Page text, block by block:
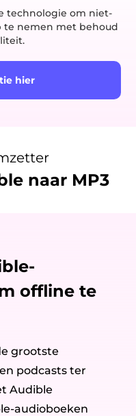
technologie om niet-
te nemen met behoud
hier
naar MP3
offline te
grootste
podcasts ter
Audible
audioboeken